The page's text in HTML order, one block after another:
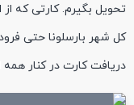
کل شهر بارسلونا حتی
دریافت کارت در کنار